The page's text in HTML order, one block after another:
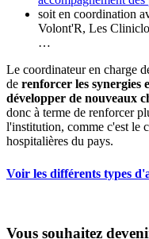
soit en coordination
Volont'R, Les
…
Le coordinateur en charge
de renforcer les synergies
développer de nouveaux
donc à terme de renforcer
l'institution, comme c'est le
hospitalières du pays.
Voir les différents types
Vous souhaitez